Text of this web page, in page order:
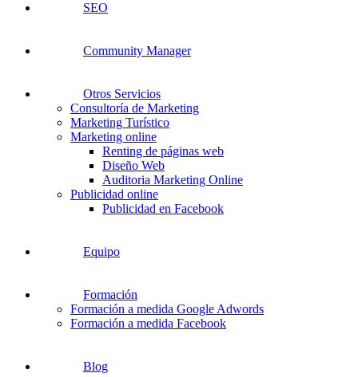
SEO
Community Manager
Otros Servicios
Consultoría de Marketing
Marketing Turístico
Marketing online
Renting de páginas web
Diseño Web
Auditoria Marketing Online
Publicidad online
Publicidad en Facebook
Equipo
Formación
Formación a medida Google Adwords
Formación a medida Facebook
Blog